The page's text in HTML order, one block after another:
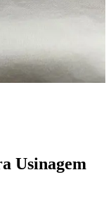
Usinagem